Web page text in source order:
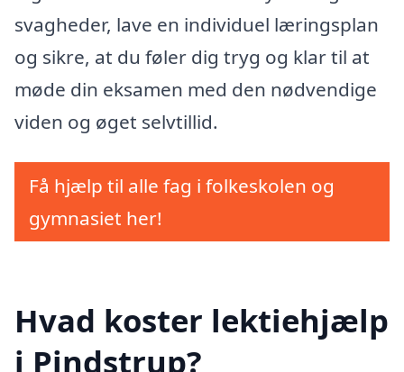
svagheder, lave en individuel læringsplan
og sikre, at du føler dig tryg og klar til at
møde din eksamen med den nødvendige
viden og øget selvtillid.
Få hjælp til alle fag i folkeskolen og
gymnasiet her!
Hvad koster lektiehjælp
i Pindstrup?